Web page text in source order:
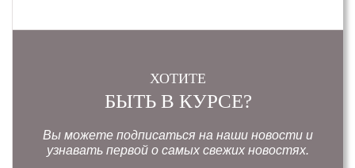
ХОТИТЕ
БЫТЬ В КУРСЕ?
Вы можете подписаться на наши новости и
узнавать первой о самых свежих новостях.